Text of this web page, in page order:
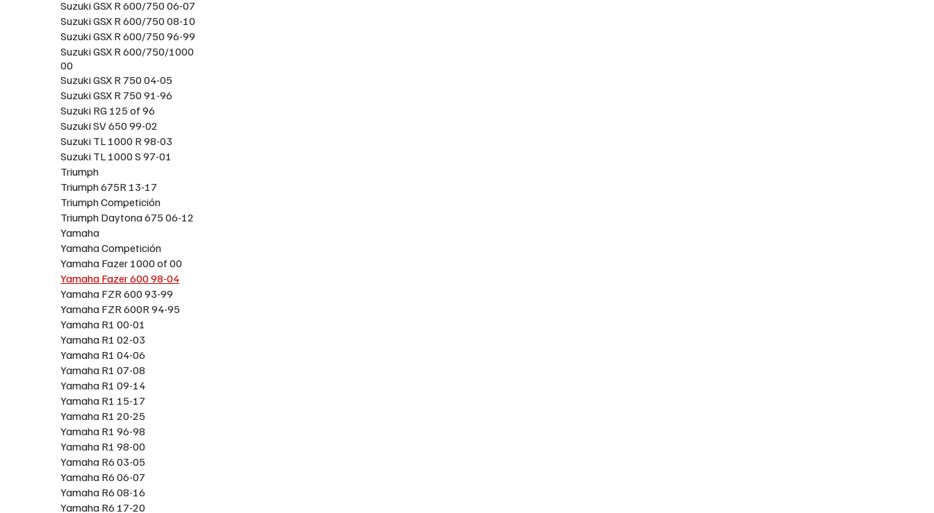
Suzuki GSX R 600/750 06-07
Suzuki GSX R 600/750 08-10
Suzuki GSX R 600/750 96-99
Suzuki GSX R 600/750/1000
00
Suzuki GSX R 750 04-05
Suzuki GSX R 750 91-96
Suzuki RG 125 of 96
Suzuki SV 650 99-02
Suzuki TL 1000 R 98-03
Suzuki TL 1000 S 97-01
Triumph
Triumph 675R 13-17
Triumph Competición
Triumph Daytona 675 06-12
Yamaha
Yamaha Competición
Yamaha Fazer 1000 of 00
Yamaha Fazer 600 98-04
Yamaha FZR 600 93-99
Yamaha FZR 600R 94-95
Yamaha R1 00-01
Yamaha R1 02-03
Yamaha R1 04-06
Yamaha R1 07-08
Yamaha R1 09-14
Yamaha R1 15-17
Yamaha R1 20-25
Yamaha R1 96-98
Yamaha R1 98-00
Yamaha R6 03-05
Yamaha R6 06-07
Yamaha R6 08-16
Yamaha R6 17-20